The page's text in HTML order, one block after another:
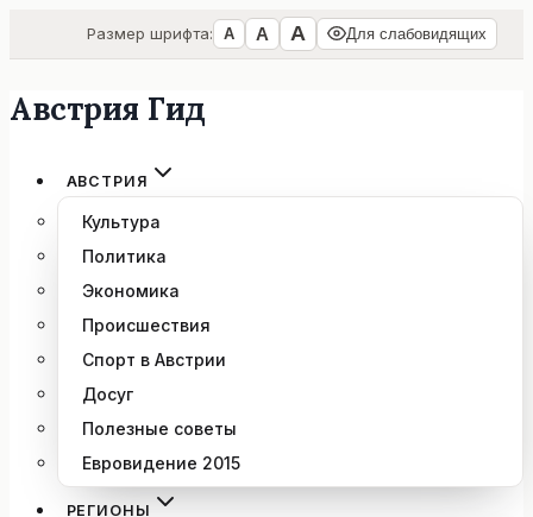
Размер шрифта: А А А Для слабовидящих
Перейти
содержимому
Австрия Гид
АВСТРИЯ
Культура
Политика
Экономика
Происшествия
Спорт в Австрии
Досуг
Полезные советы
Евровидение 2015
РЕГИОНЫ